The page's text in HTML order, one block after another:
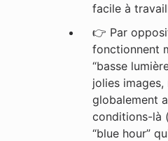
facile à
👉 Par
fonctionnent
“basse
jolies
globalement
conditions-là
“blue hour”